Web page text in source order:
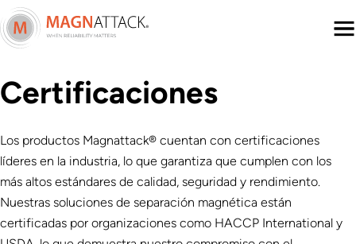
Menu
Certificaciones
Los productos Magnattack® cuentan con certificaciones
líderes en la industria, lo que garantiza que cumplen con los
más altos estándares de calidad, seguridad y rendimiento.
Nuestras soluciones de separación magnética están
certificadas por organizaciones como HACCP International y